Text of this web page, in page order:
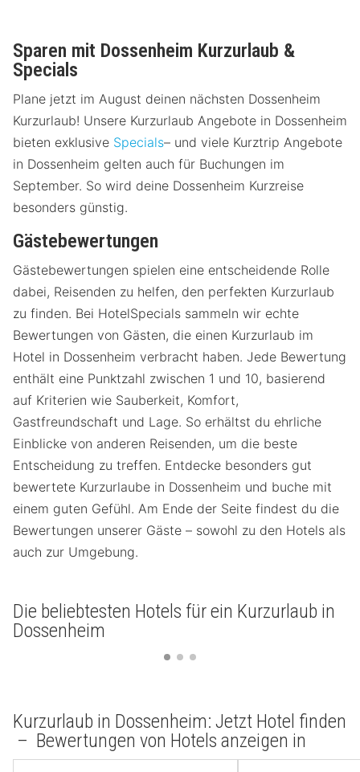
Sparen mit Dossenheim Kurzurlaub &
Specials
Plane jetzt im August deinen nächsten Dossenheim
Kurzurlaub! Unsere Kurzurlaub Angebote in Dossenheim
bieten exklusive Specials– und viele Kurztrip Angebote
in Dossenheim gelten auch für Buchungen im
September. So wird deine Dossenheim Kurzreise
besonders günstig.
Gästebewertungen
Gästebewertungen spielen eine entscheidende Rolle
dabei, Reisenden zu helfen, den perfekten Kurzurlaub
zu finden. Bei HotelSpecials sammeln wir echte
Bewertungen von Gästen, die einen Kurzurlaub im
Hotel in Dossenheim verbracht haben. Jede Bewertung
enthält eine Punktzahl zwischen 1 und 10, basierend
auf Kriterien wie Sauberkeit, Komfort,
Gastfreundschaft und Lage. So erhältst du ehrliche
Einblicke von anderen Reisenden, um die beste
Entscheidung zu treffen. Entdecke besonders gut
bewertete Kurzurlaube in Dossenheim und buche mit
einem guten Gefühl. Am Ende der Seite findest du die
Bewertungen unserer Gäste – sowohl zu den Hotels als
auch zur Umgebung.
Die beliebtesten Hotels für ein Kurzurlaub in
Dossenheim
Kurzurlaub in Dossenheim: Jetzt Hotel finden
– Bewertungen von Hotels anzeigen in